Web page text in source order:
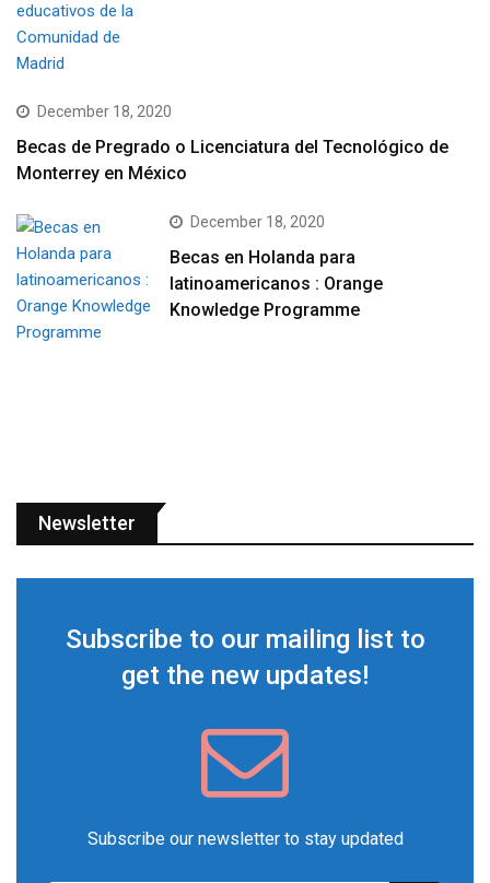
December 18, 2020
Becas de Pregrado o Licenciatura del Tecnológico de
Monterrey en México
December 18, 2020
Becas en Holanda para
latinoamericanos : Orange
Knowledge Programme
Newsletter
Subscribe to our mailing list to
get the new updates!
Subscribe our newsletter to stay updated